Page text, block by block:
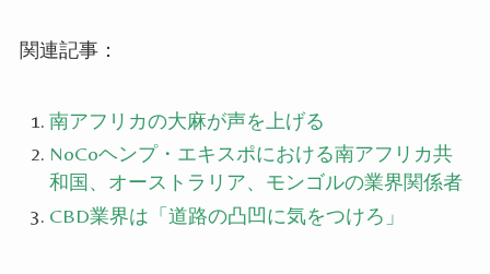
関連記事：
南アフリカの大麻が声を上げる
NoCoヘンプ・エキスポにおける南アフリカ共
和国、オーストラリア、モンゴルの業界関係者
CBD業界は「道路の凸凹に気をつけろ」